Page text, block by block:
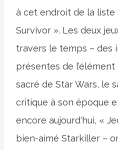
à cet endroit de la liste
Survivor ». Les deux
travers le temps – des
présentes de
sacré de Star Wars, le
critique à son époque
encore aujourd'hui, «
bien-aimé Starkiller –